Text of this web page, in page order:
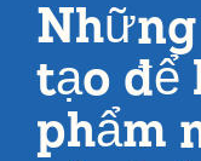
tạo để
phẩm